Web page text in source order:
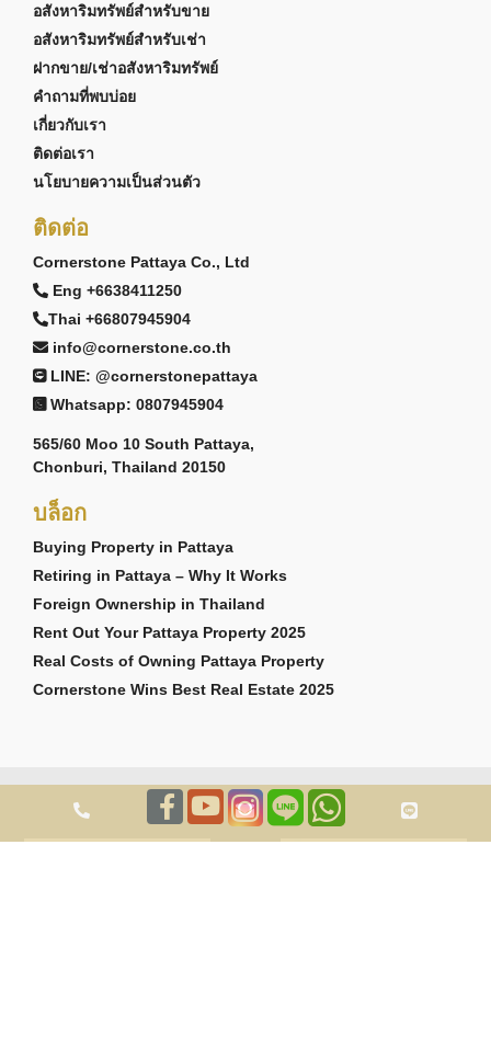
อสังหาริมทรัพย์สำหรับขาย
อสังหาริมทรัพย์สำหรับเช่า
ฝากขาย/เช่าอสังหาริมทรัพย์
คำถามที่พบบ่อย
เกี่ยวกับเรา
ติดต่อเรา
นโยบายความเป็นส่วนตัว
ติดต่อ
Cornerstone Pattaya Co., Ltd
Eng +6638411250
Thai +66807945904
info@cornerstone.co.th
LINE: @cornerstonepattaya
Whatsapp: 0807945904
565/60 Moo 10 South Pattaya,
Chonburi, Thailand 20150
บล็อก
Buying Property in Pattaya
Retiring in Pattaya – Why It Works
Foreign Ownership in Thailand
Rent Out Your Pattaya Property 2025
Real Costs of Owning Pattaya Property
Cornerstone Wins Best Real Estate 2025